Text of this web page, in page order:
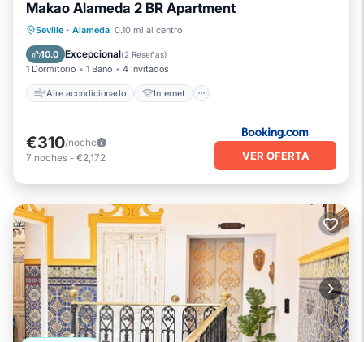
Makao Alameda 2 BR Apartment
Seville · Alameda 0.10 mi al centro
10.0 Excepcional(2 Reseñas)
1 Dormitorio 1 Baño 4 Invitados
Aire acondicionado Internet
Aire acondicionado
Apto para niños
€310/noche
7 noches - €2,172 VER OFERTA